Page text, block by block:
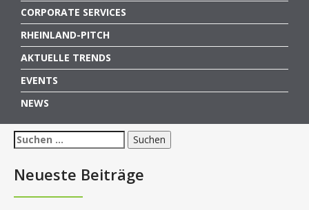
CORPORATE SERVICES
RHEINLAND-PITCH
AKTUELLE TRENDS
EVENTS
NEWS
Suchen
nach:
Neueste Beiträge